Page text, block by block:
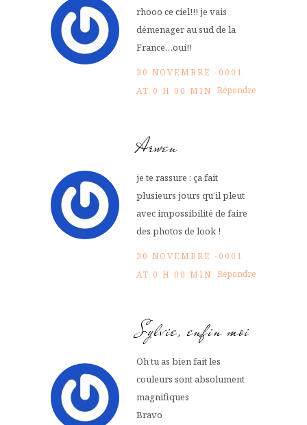
rhooo ce ciel!!! je vais
démenager au sud de la
France…oui!!
30 NOVEMBRE -0001
AT 0 H 00 MIN Répondre
Arwen
je te rassure : ça fait
plusieurs jours qu’il pleut
avec impossibilité de faire
des photos de look !
30 NOVEMBRE -0001
AT 0 H 00 MIN Répondre
Sylvie, enfin moi
Oh tu as bien fait les
couleurs sont absolument
magnifiques
Bravo